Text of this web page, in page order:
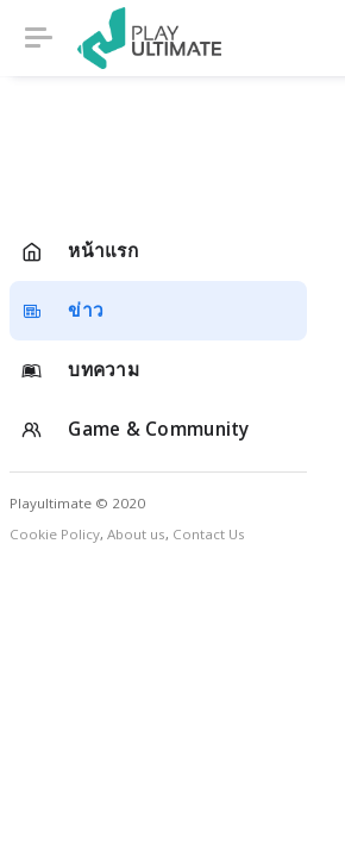
หน้าแรก
ข่าว
บทความ
Game & Community
Playultimate © 2020
Cookie Policy, About us, Contact Us